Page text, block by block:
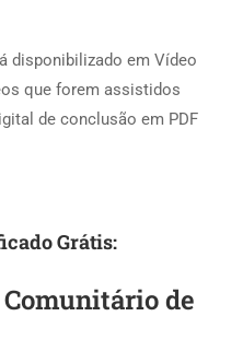
disponibilizado em Vídeo
que forem assistidos
de conclusão em PDF
Grátis:
de